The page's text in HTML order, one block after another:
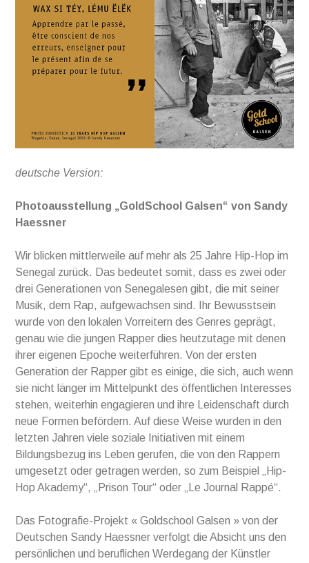
deutsche Version:
Photoausstellung „GoldSchool Galsen“ von Sandy
Haessner
Wir blicken mittlerweile auf mehr als 25 Jahre Hip-Hop im
Senegal zurück. Das bedeutet somit, dass es zwei oder
drei Generationen von Senegalesen gibt, die mit seiner
Musik, dem Rap, aufgewachsen sind. Ihr Bewusstsein
wurde von den lokalen Vorreitern des Genres geprägt,
genau wie die jungen Rapper dies heutzutage mit denen
ihrer eigenen Epoche weiterführen. Von der ersten
Generation der Rapper gibt es einige, die sich, auch wenn
sie nicht länger im Mittelpunkt des öffentlichen Interesses
stehen, weiterhin engagieren und ihre Leidenschaft durch
neue Formen befördern. Auf diese Weise wurden in den
letzten Jahren viele soziale Initiativen mit einem
Bildungsbezug ins Leben gerufen, die von den Rappern
umgesetzt oder getragen werden, so zum Beispiel „Hip-
Hop Akademy“, „Prison Tour“ oder „Le Journal Rappé“.
Das Fotografie-Projekt « Goldschool Galsen » von der
Deutschen Sandy Haessner verfolgt die Absicht uns den
persönlichen und beruflichen Werdegang der Künstler